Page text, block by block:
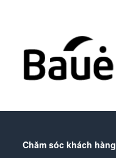
Chăm sóc khách hàng